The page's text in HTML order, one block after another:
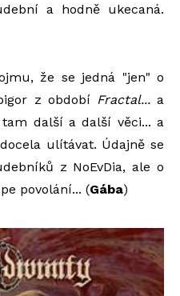
a hodně ukecaná.
že se jedná "jen" o
z období Fractal...a
další a další věci... a
ulítávat. Údajně se
z NoEvDia, ale o
povolání... (Gába)